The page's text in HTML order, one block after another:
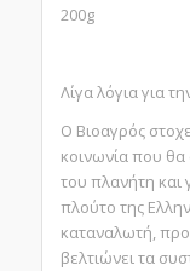
200g
Λίγα λόγια για
Ο Βιοαγρός
κοινωνία που θα
του πλανήτη και
πλούτο της
καταναλωτή,
βελτιώνει τα